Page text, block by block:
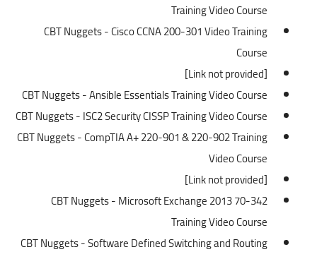
Training Video Course
CBT Nuggets - Cisco CCNA 200-301 Video Training
Course
[Link not provided]
CBT Nuggets - Ansible Essentials Training Video Course
CBT Nuggets - ISC2 Security CISSP Training Video Course
CBT Nuggets - CompTIA A+ 220-901 & 220-902 Training
Video Course
[Link not provided]
CBT Nuggets - Microsoft Exchange 2013 70-342
Training Video Course
CBT Nuggets - Software Defined Switching and Routing